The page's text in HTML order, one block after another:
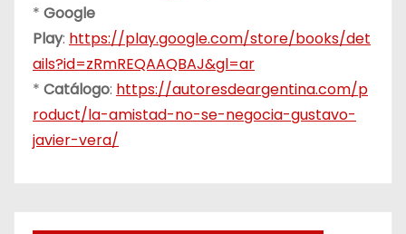
* Google
Play: https://play.google.com/store/books/det
ails?id=zRmREQAAQBAJ&gl=ar
* Catálogo: https://autoresdeargentina.com/p
roduct/la-amistad-no-se-negocia-gustavo-
javier-vera/